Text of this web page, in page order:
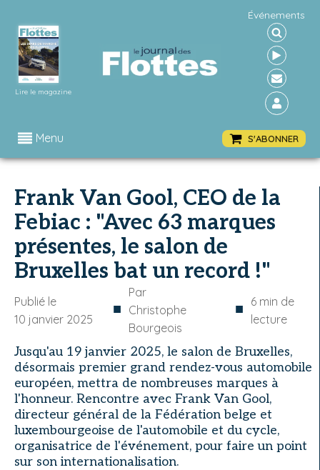
Lire le magazine
Événements
Menu S'ABONNER
Frank Van Gool, CEO de la
Febiac : "Avec 63 marques
présentes, le salon de
Bruxelles bat un record !"
Publié le
10 janvier 2025
■
Par
Christophe
Bourgeois
■ 6 min de
lecture
Jusqu'au 19 janvier 2025, le salon de Bruxelles,
désormais premier grand rendez-vous automobile
européen, mettra de nombreuses marques à
l'honneur. Rencontre avec Frank Van Gool,
directeur général de la Fédération belge et
luxembourgeoise de l'automobile et du cycle,
organisatrice de l'événement, pour faire un point
sur son internationalisation.